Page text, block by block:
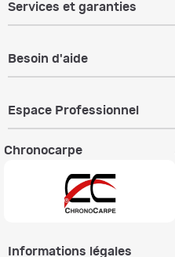
Services et garanties
Besoin d'aide
Espace Professionnel
Chronocarpe
Informations légales